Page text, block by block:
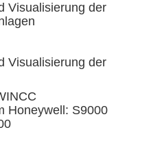
Visualisierung der
Visualisierung der
Honeywell: S9000